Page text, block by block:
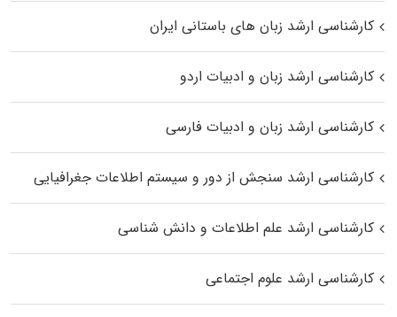
کارشناسی ارشد زبان‌ های باستانی ایران
کارشناسی ارشد زبان و ادبیات اردو
کارشناسی ارشد زبان و ادبیات فارسی
کارشناسی ارشد سنجش از دور و سیستم اطلاعات جغرافیایی
کارشناسی ارشد علم اطلاعات و دانش شناسی
کارشناسی ارشد علوم اجتماعی